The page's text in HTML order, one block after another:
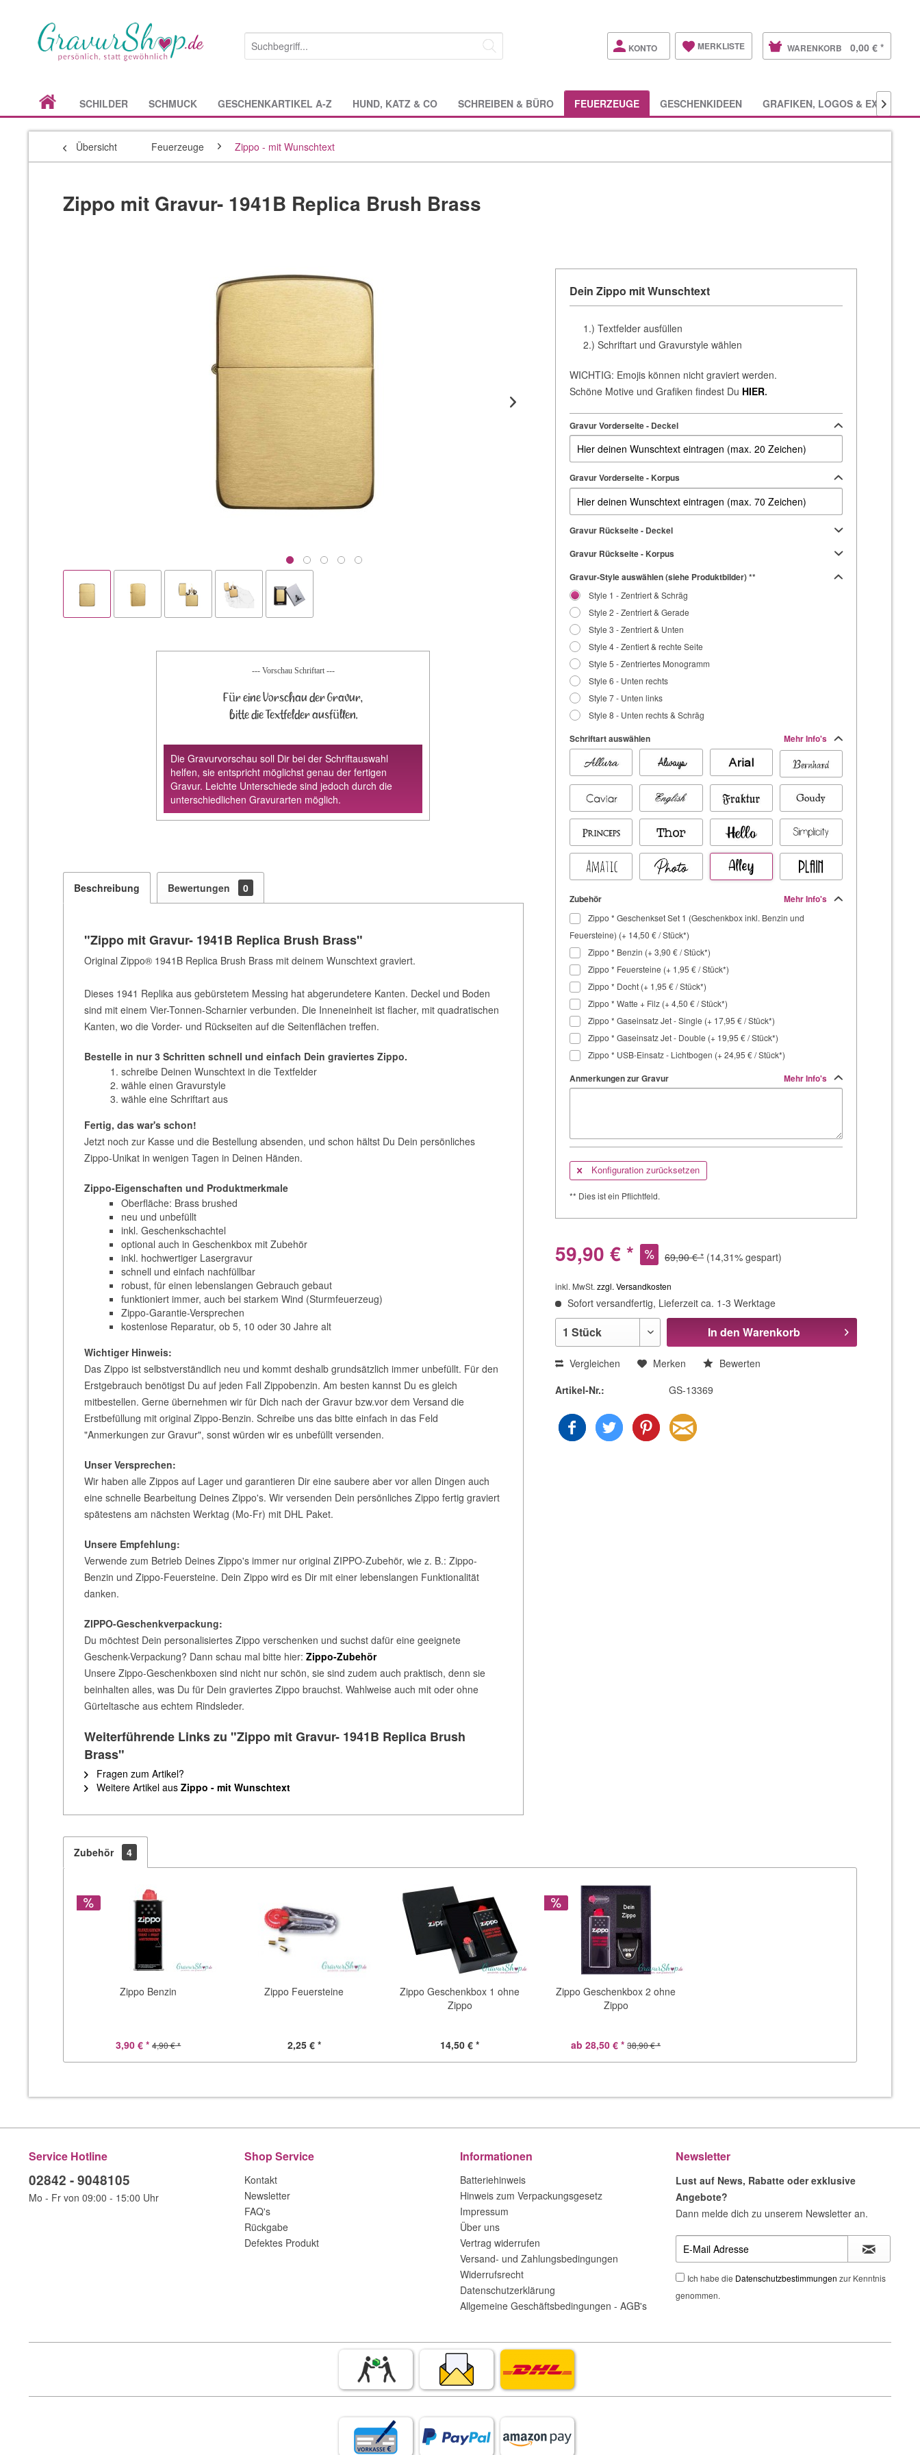
KONTO MERKLISTE WARENKORB 0,00 € *
SCHILDER SCHMUCK GESCHENKARTIKEL A-Z HUND, KATZ & CO SCHREIBEN & BÜRO FEUERZEUGE GESCHENKIDEEN GRAFIKEN, LOGOS & EXTRAS

Übersicht Feuerzeuge Zippo - mit Wunschtext
Zippo mit Gravur- 1941B Replica Brush Brass
--- Vorschau Schriftart ---
Für eine Vorschau der Gravur,
bitte die Textfelder ausfüllen.
Die Gravurvorschau soll Dir bei der Schriftauswahl
helfen, sie entspricht möglichst genau der fertigen
Gravur. Leichte Unterschiede sind jedoch durch die
unterschiedlichen Gravurarten möglich.
Beschreibung Bewertungen 0
"Zippo mit Gravur- 1941B Replica Brush Brass"
Original Zippo® 1941B Replica Brush Brass mit deinem Wunschtext graviert.
Dieses 1941 Replika aus gebürstetem Messing hat abgerundetere Kanten. Deckel und Boden
sind mit einem Vier-Tonnen-Scharnier verbunden. Die Inneneinheit ist flacher, mit quadratischen
Kanten, wo die Vorder- und Rückseiten auf die Seitenflächen treffen.
Bestelle in nur 3 Schritten schnell und einfach Dein graviertes Zippo.
schreibe Deinen Wunschtext in die Textfelder
wähle einen Gravurstyle
wähle eine Schriftart aus
Fertig, das war's schon!
Jetzt noch zur Kasse und die Bestellung absenden, und schon hältst Du Dein persönliches
Zippo-Unikat in wenigen Tagen in Deinen Händen.
Zippo-Eigenschaften und Produktmerkmale
Oberfläche: Brass brushed
neu und unbefüllt
inkl. Geschenkschachtel
optional auch in Geschenkbox mit Zubehör
inkl. hochwertiger Lasergravur
schnell und einfach nachfüllbar
robust, für einen lebenslangen Gebrauch gebaut
funktioniert immer, auch bei starkem Wind (Sturmfeuerzeug)
Zippo-Garantie-Versprechen
kostenlose Reparatur, ob 5, 10 oder 30 Jahre alt
Wichtiger Hinweis:
Das Zippo ist selbstverständlich neu und kommt deshalb grundsätzlich immer unbefüllt. Für den
Erstgebrauch benötigst Du auf jeden Fall Zippobenzin. Am besten kannst Du es gleich
mitbestellen. Gerne übernehmen wir für Dich nach der Gravur bzw.vor dem Versand die
Erstbefüllung mit original Zippo-Benzin. Schreibe uns das bitte einfach in das Feld
"Anmerkungen zur Gravur", sonst würden wir es unbefüllt versenden.
Unser Versprechen:
Wir haben alle Zippos auf Lager und garantieren Dir eine saubere aber vor allen Dingen auch
eine schnelle Bearbeitung Deines Zippo's. Wir versenden Dein persönliches Zippo fertig graviert
spätestens am nächsten Werktag (Mo-Fr) mit DHL Paket.
Unsere Empfehlung:
Verwende zum Betrieb Deines Zippo's immer nur original ZIPPO-Zubehör, wie z. B.: Zippo-
Benzin und Zippo-Feuersteine. Dein Zippo wird es Dir mit einer lebenslangen Funktionalität
danken.
ZIPPO-Geschenkverpackung:
Du möchtest Dein personalisiertes Zippo verschenken und suchst dafür eine geeignete
Geschenk-Verpackung? Dann schau mal bitte hier: Zippo-Zubehör
Unsere Zippo-Geschenkboxen sind nicht nur schön, sie sind zudem auch praktisch, denn sie
beinhalten alles, was Du für Dein graviertes Zippo brauchst. Wahlweise auch mit oder ohne
Gürteltasche aus echtem Rindsleder.
Weiterführende Links zu "Zippo mit Gravur- 1941B Replica Brush
Brass"
Fragen zum Artikel?
Weitere Artikel aus Zippo - mit Wunschtext
Dein Zippo mit Wunschtext
1.) Textfelder ausfüllen
2.) Schriftart und Gravurstyle wählen
WICHTIG: Emojis können nicht graviert werden.
Schöne Motive und Grafiken findest Du HIER.
Gravur Vorderseite - Deckel
Gravur Vorderseite - Korpus
Gravur Rückseite - Deckel
Gravur Rückseite - Korpus
Gravur-Style auswählen (siehe Produktbilder) **
Style 1 - Zentriert & Schräg
Style 2 - Zentriert & Gerade
Style 3 - Zentriert & Unten
Style 4 - Zentiert & rechte Seite
Style 5 - Zentriertes Monogramm
Style 6 - Unten rechts
Style 7 - Unten links
Style 8 - Unten rechts & Schräg
Schriftart auswählen Mehr Info's
Zubehör Mehr Info's
Zippo * Geschenkset Set 1 (Geschenkbox inkl. Benzin und
Feuersteine) (+ 14,50 € / Stück*)
Zippo * Benzin (+ 3,90 € / Stück*)
Zippo * Feuersteine (+ 1,95 € / Stück*)
Zippo * Docht (+ 1,95 € / Stück*)
Zippo * Watte + Filz (+ 4,50 € / Stück*)
Zippo * Gaseinsatz Jet - Single (+ 17,95 € / Stück*)
Zippo * Gaseinsatz Jet - Double (+ 19,95 € / Stück*)
Zippo * USB-Einsatz - Lichtbogen (+ 24,95 € / Stück*)
Anmerkungen zur Gravur Mehr Info's
Konfiguration zurücksetzen
** Dies ist ein Pflichtfeld.
59,90 € * 69,90 € * (14,31% gespart)
inkl. MwSt.zzgl. Versandkosten
Sofort versandfertig, Lieferzeit ca. 1-3 Werktage
In den Warenkorb
Vergleichen Merken
Bewerten
Artikel-Nr.:
GS-13369
Zubehör 4
Zippo Benzin
3,90 € * 4,90 € *
Zippo Feuersteine
2,25 € *
Zippo Geschenkbox 1 ohne
Zippo
14,50 € *
Zippo Geschenkbox 2 ohne
Zippo
ab 28,50 € * 38,90 € *
Service Hotline
02842 - 9048105
Mo - Fr von 09:00 - 15:00 Uhr
Shop Service
Kontakt
Newsletter
FAQ's
Rückgabe
Defektes Produkt
Informationen
Batteriehinweis
Hinweis zum Verpackungsgesetz
Impressum
Über uns
Vertrag widerrufen
Versand- und Zahlungsbedingungen
Widerrufsrecht
Datenschutzerklärung
Allgemeine Geschäftsbedingungen - AGB's
Newsletter
Lust auf News, Rabatte oder exklusive
Angebote?
Dann melde dich zu unserem Newsletter an.
Ich habe die Datenschutzbestimmungen zur Kenntnis
genommen.